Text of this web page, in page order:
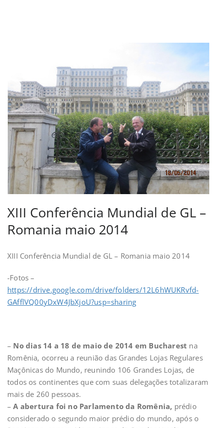
XIII Conferência Mundial de GL –
Romania maio 2014
XIII Conferência Mundial de GL – Romania maio 2014
-Fotos –
https://drive.google.com/drive/folders/12L6hWUKRvfd-
GAfflVQ00yDxW4JbXjoU?usp=sharing
– No dias 14 a 18 de maio de 2014 em Bucharest na
Romênia, ocorreu a reunião das Grandes Lojas Regulares
Maçônicas do Mundo, reunindo 106 Grandes Lojas, de
todos os continentes que com suas delegações totalizaram
mais de 260 pessoas.
–A abertura foi no Parlamento da Romênia, prédio
considerado o segundo maior prédio do mundo, após o